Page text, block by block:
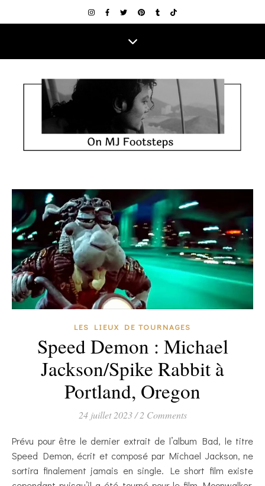
LES LIEUX DE TOURNAGES
Speed Demon : Michael
Jackson/Spike Rabbit à
Portland, Oregon
24 juillet 2023 / 2 Comments
Prévu pour être le dernier extrait de l’album Bad, le titre
Speed Demon, écrit et composé par Michael Jackson, ne
sortira finalement jamais en single. Le short film existe